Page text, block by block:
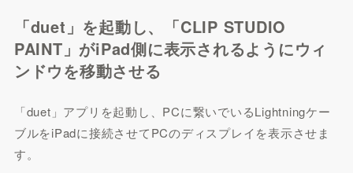
「duet」を起動し、「CLIP STUDIO
PAINT」がiPad側に表示されるようにウィ
ンドウを移動させる
「duet」アプリを起動し、PCに繋いでいるLightningケー
ブルをiPadに接続させてPCのディスプレイを表示させま
す。